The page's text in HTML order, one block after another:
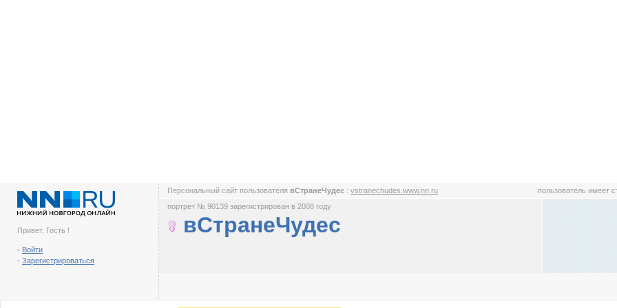
Привет, Гость !
- Войти
- Зарегистрироваться
Персональный сайт пользователя вСтранеЧудес : vstranechudes.www.nn.ru пользователь имеет
портрет № 90139 зарегистрирован в 2008 году
вСтранеЧудес